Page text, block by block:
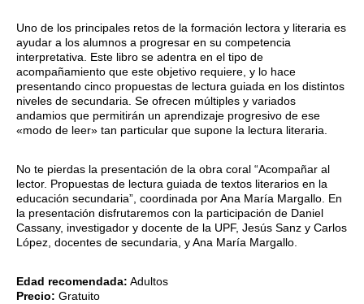
Uno de los principales retos de la formación lectora y literaria es
ayudar a los alumnos a progresar en su competencia
interpretativa. Este libro se adentra en el tipo de
acompañamiento que este objetivo requiere, y lo hace
presentando cinco propuestas de lectura guiada en los distintos
niveles de secundaria. Se ofrecen múltiples y variados
andamios que permitirán un aprendizaje progresivo de ese
«modo de leer» tan particular que supone la lectura literaria.
No te pierdas la presentación de la obra coral “Acompañar al
lector. Propuestas de lectura guiada de textos literarios en la
educación secundaria”, coordinada por Ana María Margallo. En
la presentación disfrutaremos con la participación de Daniel
Cassany, investigador y docente de la UPF, Jesús Sanz y Carlos
López, docentes de secundaria, y Ana María Margallo.
Edad recomendada: Adultos
Precio: Gratuito